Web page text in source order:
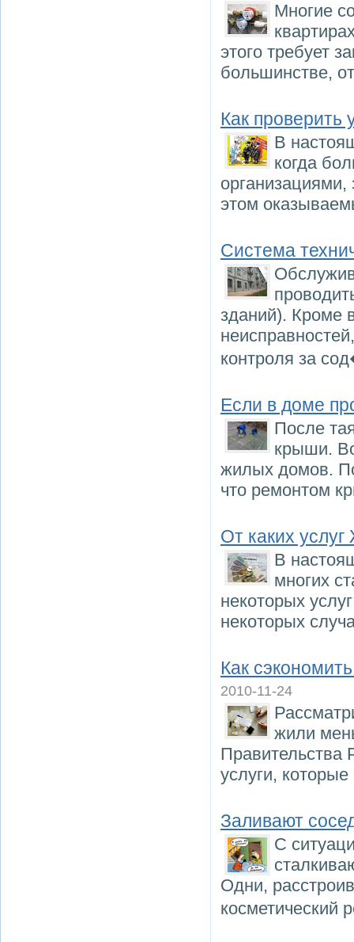
Многие
этого требует
большинстве,
Как
В
когда
этом
Система
зданий). Кроме
контроля за
Если в доме
После
крыши.
жилых домов.
что ремонтом
От каких
В
многих
некоторых
некоторых
Как
2010-11-24
жили
Правительства
услуги,
Заливают
С
Одни,
косметический